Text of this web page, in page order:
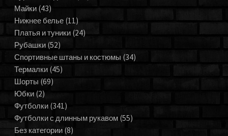
Майки (43)
Нижнее белье (11)
Платья и туники (24)
Рубашки (52)
Спортивные штаны и костюмы (34)
Термалки (45)
Шорты (69)
Юбки (2)
Футболки (341)
Футболки с длинным рукавом (55)
Без категории (8)